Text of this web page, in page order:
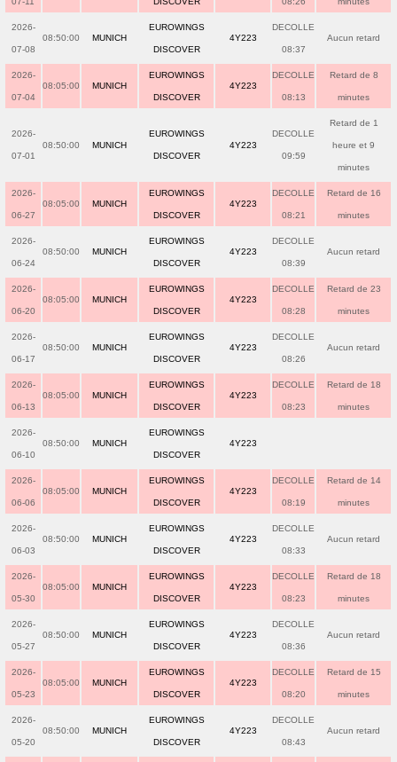
2026-
07-08
08:50:00 MUNICH
EUROWINGS
DISCOVER
4Y223
DECOLLE
08:37
Aucun retard
2026-
07-04
08:05:00 MUNICH
EUROWINGS
DISCOVER
4Y223
DECOLLE
08:13
Retard de 8
minutes
2026-
07-01
08:50:00 MUNICH
EUROWINGS
DISCOVER
4Y223
DECOLLE
09:59
Retard de 1
heure et 9
minutes
2026-
06-27
08:05:00 MUNICH
EUROWINGS
DISCOVER
4Y223
DECOLLE
08:21
Retard de 16
minutes
2026-
06-24
08:50:00 MUNICH
EUROWINGS
DISCOVER
4Y223
DECOLLE
08:39
Aucun retard
2026-
06-20
08:05:00 MUNICH
EUROWINGS
DISCOVER
4Y223
DECOLLE
08:28
Retard de 23
minutes
2026-
06-17
08:50:00 MUNICH
EUROWINGS
DISCOVER
4Y223
DECOLLE
08:26
Aucun retard
2026-
06-13
08:05:00 MUNICH
EUROWINGS
DISCOVER
4Y223
DECOLLE
08:23
Retard de 18
minutes
2026-
06-10
08:50:00 MUNICH
EUROWINGS
DISCOVER
4Y223
2026-
06-06
08:05:00 MUNICH
EUROWINGS
DISCOVER
4Y223
DECOLLE
08:19
Retard de 14
minutes
2026-
06-03
08:50:00 MUNICH
EUROWINGS
DISCOVER
4Y223
DECOLLE
08:33
Aucun retard
2026-
05-30
08:05:00 MUNICH
EUROWINGS
DISCOVER
4Y223
DECOLLE
08:23
Retard de 18
minutes
2026-
05-27
08:50:00 MUNICH
EUROWINGS
DISCOVER
4Y223
DECOLLE
08:36
Aucun retard
2026-
05-23
08:05:00 MUNICH
EUROWINGS
DISCOVER
4Y223
DECOLLE
08:20
Retard de 15
minutes
2026-
05-20
08:50:00 MUNICH
EUROWINGS
DISCOVER
4Y223
DECOLLE
08:43
Aucun retard